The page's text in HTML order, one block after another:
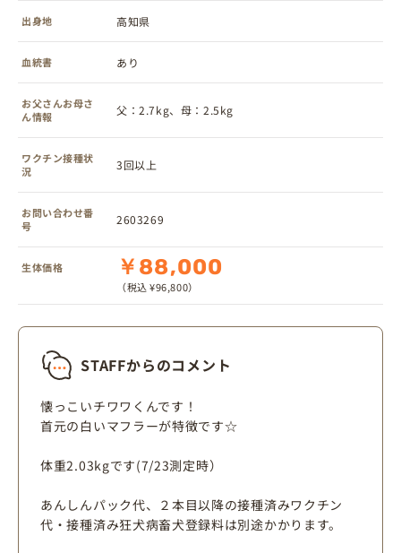
出身地 高知県
血統書 あり
お父さんお母さ
ん情報
父：2.7kg、母：2.5kg
ワクチン接種状
況
3回以上
お問い合わせ番
号
2603269
生体価格 ￥88,000
（税込 ¥96,800）
STAFFからのコメント
懐っこいチワワくんです！
首元の白いマフラーが特徴です☆
体重2.03kgです(7/23測定時）
あんしんパック代、２本目以降の接種済みワクチン
代・接種済み狂犬病畜犬登録料は別途かかります。